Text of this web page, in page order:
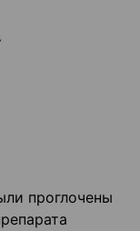
проглочены